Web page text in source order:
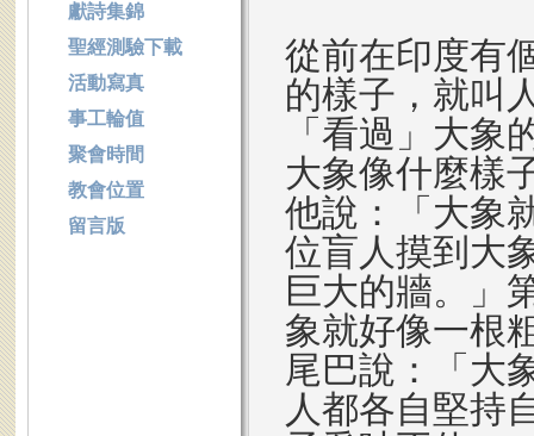
從前在印度有
的樣子，就叫
「看過」大象
大象像什麼樣
他說：「大象
位盲人摸到大
巨大的牆。」
象就好像一根
尾巴說：「大
人都各自堅持
獻詩集錦
聖經測驗下載
活動寫真
事工輪值
聚會時間
教會位置
留言版